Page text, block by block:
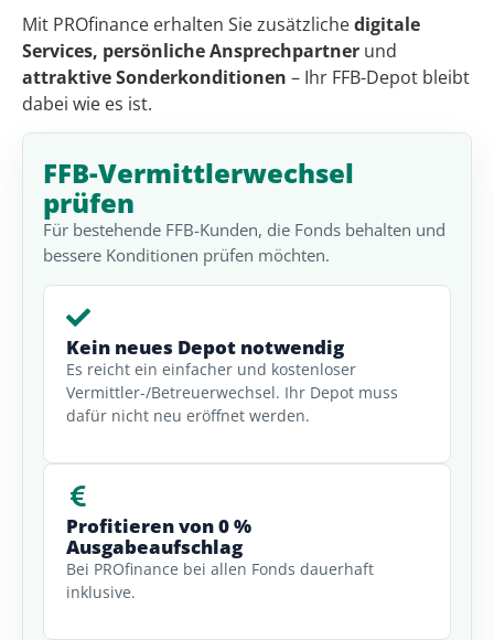
Mit PROfinance erhalten Sie zusätzlichedigitale
Services, persönliche Ansprechpartner und
attraktive Sonderkonditionen – Ihr FFB-Depot bleibt
dabei wie es ist.
FFB-Vermittlerwechsel
prüfen
Für bestehende FFB-Kunden, die Fonds behalten und
bessere Konditionen prüfen möchten.
Kein neues Depot notwendig
Es reicht ein einfacher und kostenloser
Vermittler-/Betreuerwechsel. Ihr Depot muss
dafür nicht neu eröffnet werden.
Profitieren von 0 %
Ausgabeaufschlag
Bei PROfinance bei allen Fonds dauerhaft
inklusive.